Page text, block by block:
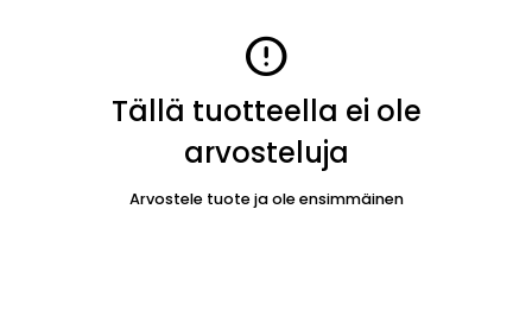
error
Tällä tuotteella ei ole
arvosteluja
Arvostele tuote ja ole ensimmäinen